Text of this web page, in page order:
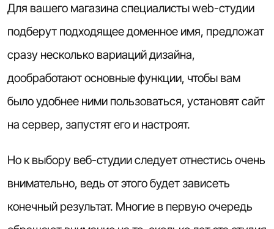
Для вашего магазина специалисты web-студии
подберут подходящее доменное имя, предложат
сразу несколько вариаций дизайна,
дообработают основные функции, чтобы вам
было удобнее ними пользоваться, установят сайт
на сервер, запустят его и настроят.
Но к выбору веб-студииследует отнестись очень
внимательно, ведь от этого будет зависеть
конечный результат. Многие в первую очередь